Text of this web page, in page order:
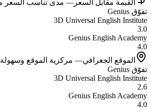
القيمة مقابل السعر — مدى تناسب السعر
تفوّق Genius
3D Universal English Institute
3.0
Genius English Academy
4.0
الموقع الجغرافي— مركزية الموقع
تفوّق Genius
3D Universal English Institute
2.6
Genius English Academy
4.0